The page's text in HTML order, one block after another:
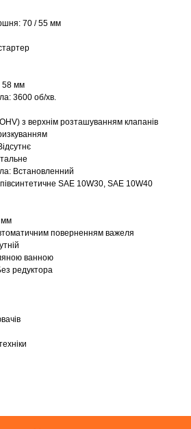
70 / 55 мм
58 мм
3600 об/хв.
з верхнім розташуванням клапанів
Встановленний
SAE 10W30, SAE 10W40
мм
поверненням важеля
ванною
редуктора